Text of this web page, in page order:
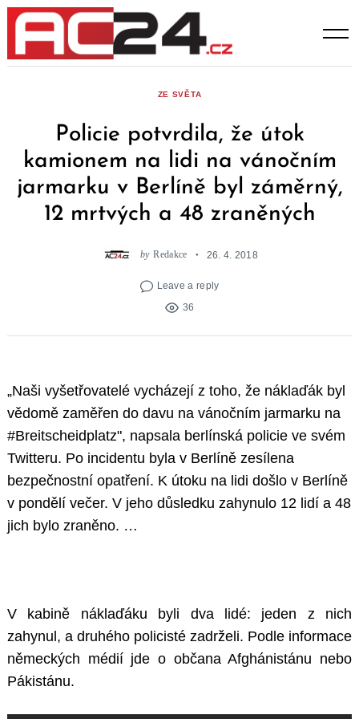
Skip
content
ZE SVĚTA
Policie potvrdila, že útok
kamionem na lidi na vánočním
jarmarku v Berlíně byl záměrný,
12 mrtvých a 48 zraněných
by Redakce 26. 4. 2018
Leave a reply
36
„Naši vyšetřovatelé vycházejí z toho, že náklaďák byl
vědomě zaměřen do davu na vánočním jarmarku na
#Breitscheidplatz", napsala berlínská policie ve svém
Twitteru. Po incidentu byla v Berlíně zesílena
bezpečnostní opatření. K útoku na lidi došlo v Berlíně
v pondělí večer. V jeho důsledku zahynulo 12 lidí a 48
jich bylo zraněno. …
V kabině náklaďáku byli dva lidé: jeden z nich
zahynul, a druhého policisté zadrželi. Podle informace
německých médií jde o občana Afghánistánu nebo
Pákistánu.